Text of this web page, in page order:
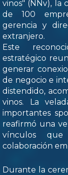
vinos" (NNv), la
de 100
gerencia y
extranjero.
Este
estratégico
generar
de negocio e
distendido,
vinos. La
importantes
reafirmó una
vínculos
colaboración
Durante la